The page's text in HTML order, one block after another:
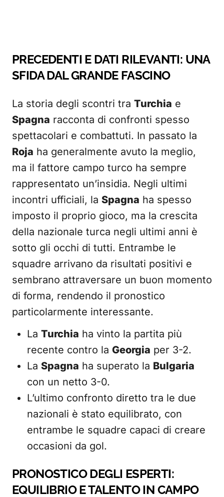
PRECEDENTI E DATI RILEVANTI: UNA
SFIDA DAL GRANDE FASCINO
La storia degli scontri tra Turchia e
Spagna racconta di confronti spesso
spettacolari e combattuti. In passato la
Roja ha generalmente avuto la meglio,
ma il fattore campo turco ha sempre
rappresentato un’insidia. Negli ultimi
incontri ufficiali, la Spagna ha spesso
imposto il proprio gioco, ma la crescita
della nazionale turca negli ultimi anni è
sotto gli occhi di tutti. Entrambe le
squadre arrivano da risultati positivi e
sembrano attraversare un buon momento
di forma, rendendo il pronostico
particolarmente interessante.
La Turchia ha vinto la partita più
recente contro la Georgia per 3-2.
La Spagna ha superato la Bulgaria
con un netto 3-0.
L’ultimo confronto diretto tra le due
nazionali è stato equilibrato, con
entrambe le squadre capaci di creare
occasioni da gol.
PRONOSTICO DEGLI ESPERTI:
EQUILIBRIO E TALENTO IN CAMPO